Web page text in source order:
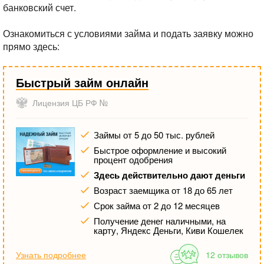
банковский счет.
Ознакомиться с условиями займа и подать заявку можно
прямо здесь:
Быстрый займ онлайн
Лицензия ЦБ РФ №
Займы от 5 до 50 тыс. рублей
Быстрое оформление и высокий
процент одобрения
Здесь действительно дают деньги
Возраст заемщика от 18 до 65 лет
Срок займа от 2 до 12 месяцев
Получение денег наличными, на
карту, Яндекс Деньги, Киви Кошелек
Узнать подробнее 12 отзывов